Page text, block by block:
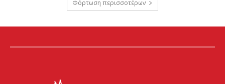
Φόρτωση περισσοτέρων